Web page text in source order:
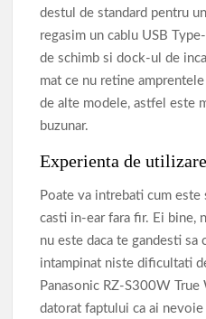
destul de standard pentru
regasim un cablu USB
de schimb si dock-ul de
mat ce nu retine
de alte modele, astfel este
buzunar.
Experienta de utilizare
Poate va intrebati cum
casti in-ear fara fir. Ei bine,
nu este daca te gandesti
intampinat niste dificultati
Panasonic RZ-S300W
datorat faptului ca ai